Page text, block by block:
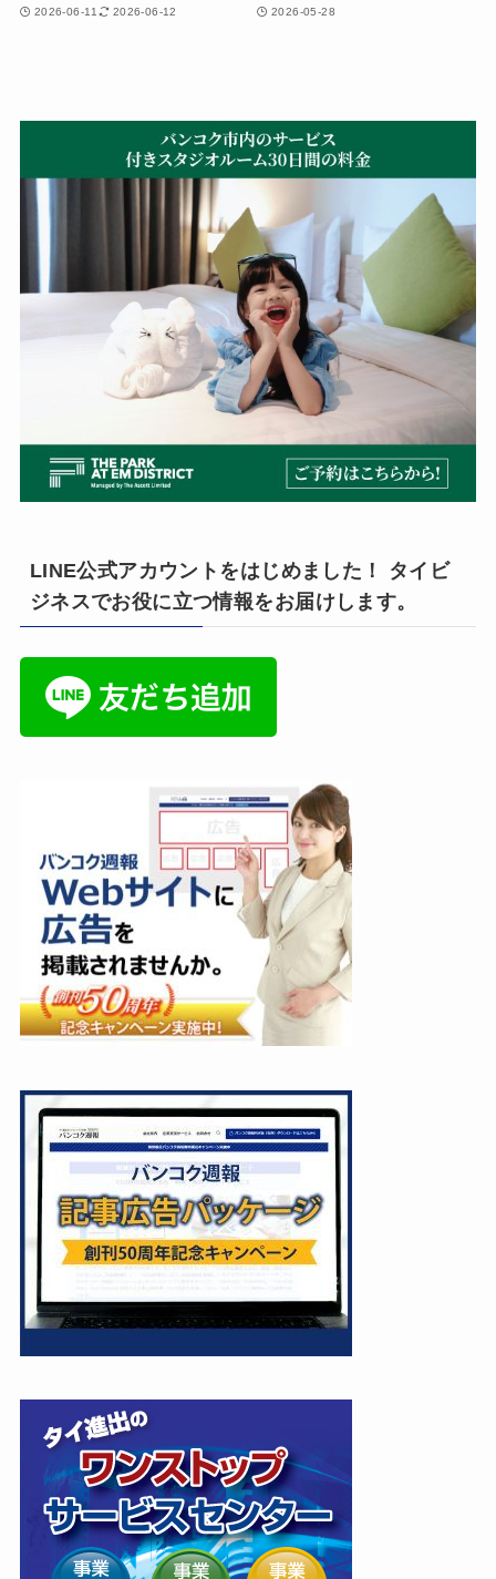
2026-06-11 2026-06-12 2026-05-28
LINE公式アカウントをはじめました！ タイビ
ジネスでお役に立つ情報をお届けします。